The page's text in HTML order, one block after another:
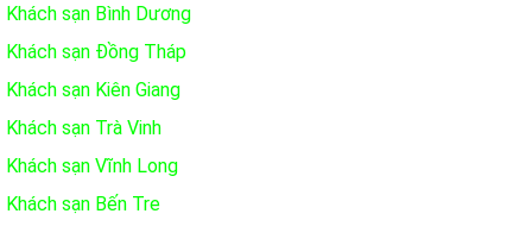
Khách sạn Bình Dương
Khách sạn Đồng Tháp
Khách sạn Kiên Giang
Khách sạn Trà Vinh
Khách sạn Vĩnh Long
Khách sạn Bến Tre